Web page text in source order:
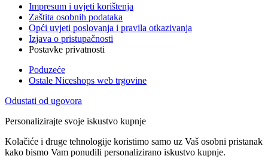
Impresum i uvjeti korištenja
Zaštita osobnih podataka
Opći uvjeti poslovanja i pravila otkazivanja
Izjava o pristupačnosti
Postavke privatnosti
Poduzeće
Ostale Niceshops web trgovine
Odustati od ugovora
Personalizirajte svoje iskustvo kupnje
Kolačiće i druge tehnologije koristimo samo uz Vaš osobni pristanak
kako bismo Vam ponudili personalizirano iskustvo kupnje.